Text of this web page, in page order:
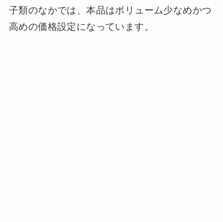
子類のなかでは、本品はボリューム少なめかつ
高めの価格設定になっています。